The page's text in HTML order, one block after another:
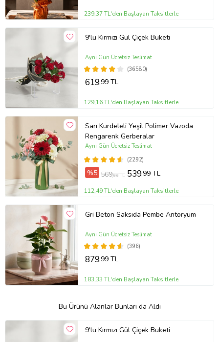
239,37 TL'den Başlayan Taksitlerle
9'lu Kırmızı Gül Çiçek Buketi
(36580)
Aynı Gün Ücretsiz Teslimat
619,99 TL
129,16 TL'den Başlayan Taksitlerle
Sarı Kurdeleli Yeşil Polimer Vazoda
Rengarenk Gerberalar
(2292)
Aynı Gün Ücretsiz Teslimat
%5 569,99 TL 539,99 TL
112,49 TL'den Başlayan Taksitlerle
Gri Beton Saksıda Pembe Antoryum
(396)
Aynı Gün Ücretsiz Teslimat
879,99 TL
183,33 TL'den Başlayan Taksitlerle
Bu Ürünü Alanlar Bunları da Aldı
9'lu Kırmızı Gül Çiçek Buketi